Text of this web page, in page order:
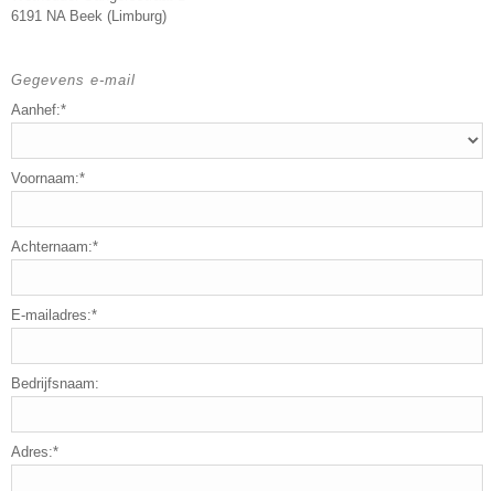
6191 NA Beek (Limburg)
Gegevens e-mail
Aanhef:*
Voornaam:*
Achternaam:*
E-mailadres:*
Bedrijfsnaam:
Adres:*